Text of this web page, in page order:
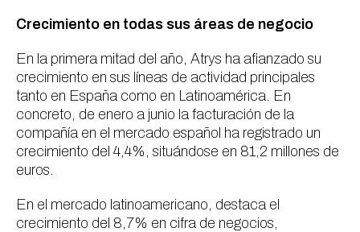
Crecimiento en todas sus áreas de negocio
En la primera mitad del año, Atrys ha afianzado su
crecimiento en sus líneas de actividad principales
tanto en España como en Latinoamérica. En
concreto, de enero a junio la facturación de la
compañía en el mercado español ha registrado un
crecimiento del 4,4%, situándose en 81,2 millones de
euros.
En el mercado latinoamericano, destaca el
crecimiento del 8,7% en cifra de negocios,